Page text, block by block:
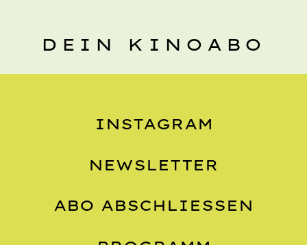
DEIN KINOABO
INSTAGRAM
NEWSLETTER
ABO ABSCHLIESSEN